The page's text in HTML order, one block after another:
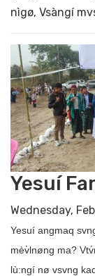
nìgø, Vsàngí
Yesuí
Wednesday,
Yesuí angmaq
mèv̀lnøng ma?
lù:ngí nø vsvng